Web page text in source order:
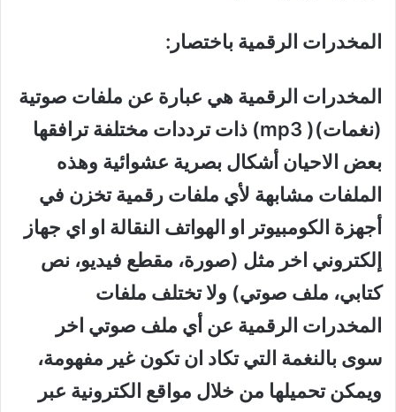
المخدرات الرقمية باختصار:
المخدرات الرقمية هي عبارة عن ملفات صوتية
(نغمات)( mp3) ذات ترددات مختلفة ترافقها
بعض الاحيان أشكال بصرية عشوائية وهذه
الملفات مشابهة لأي ملفات رقمية تخزن في
أجهزة الكومبيوتر او الهواتف النقالة او اي جهاز
إلكتروني اخر مثل (صورة، مقطع فيديو، نص
كتابي، ملف صوتي) ولا تختلف ملفات
المخدرات الرقمية عن أي ملف صوتي اخر
سوى بالنغمة التي تكاد ان تكون غير مفهومة،
ويمكن تحميلها من خلال مواقع الكترونية عبر